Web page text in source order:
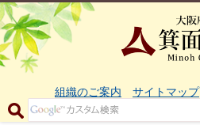
組織のご案内 サイトマップ